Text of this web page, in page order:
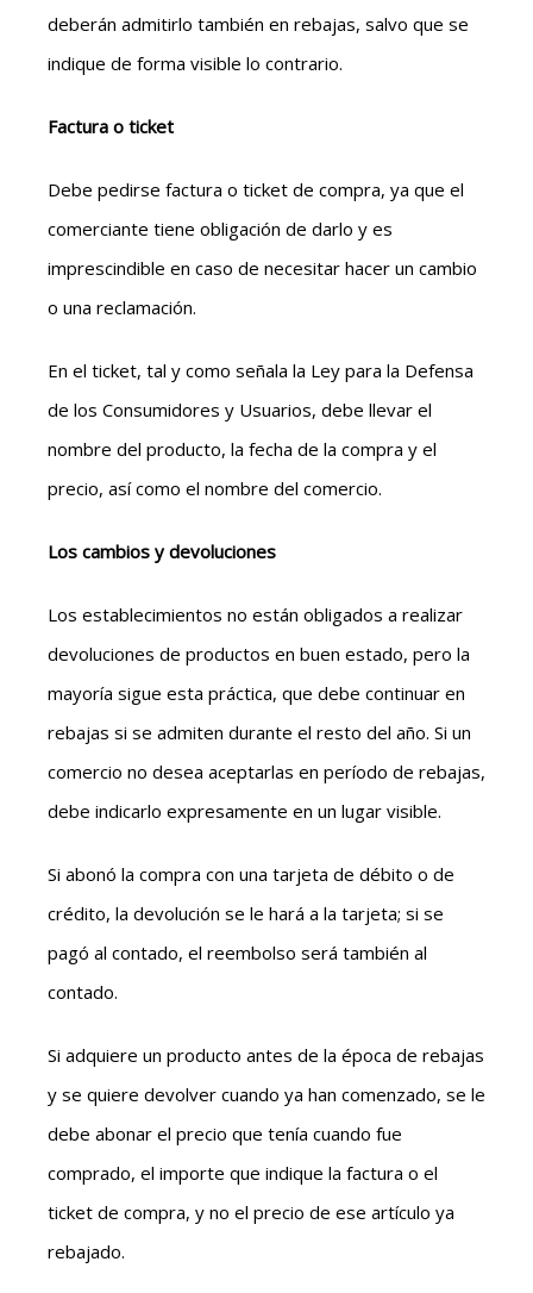
deberán admitirlo también en rebajas, salvo que se
indique de forma visible lo contrario.
Factura o ticket
Debe pedirse factura o ticket de compra, ya que el
comerciante tiene obligación de darlo y es
imprescindible en caso de necesitar hacer un cambio
o una reclamación.
En el ticket, tal y como señala la Ley para la Defensa
de los Consumidores y Usuarios, debe llevar el
nombre del producto, la fecha de la compra y el
precio, así como el nombre del comercio.
Los cambios y devoluciones
Los establecimientos no están obligados a realizar
devoluciones de productos en buen estado, pero la
mayoría sigue esta práctica, que debe continuar en
rebajas si se admiten durante el resto del año. Si un
comercio no desea aceptarlas en período de rebajas,
debe indicarlo expresamente en un lugar visible.
Si abonó la compra con una tarjeta de débito o de
crédito, la devolución se le hará a la tarjeta; si se
pagó al contado, el reembolso será también al
contado.
Si adquiere un producto antes de la época de rebajas
y se quiere devolver cuando ya han comenzado, se le
debe abonar el precio que tenía cuando fue
comprado, el importe que indique la factura o el
ticket de compra, y no el precio de ese artículo ya
rebajado.